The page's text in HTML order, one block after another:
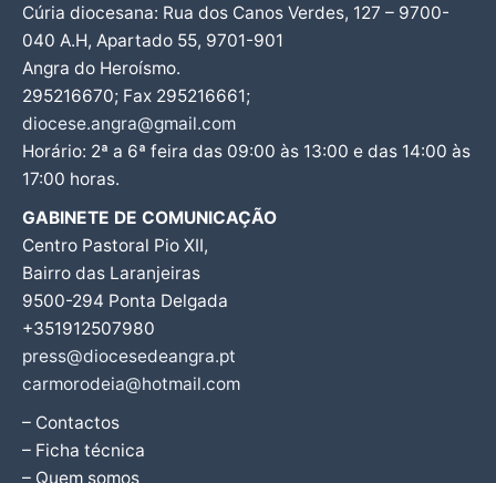
Cúria diocesana: Rua dos Canos Verdes, 127 – 9700-
040 A.H, Apartado 55, 9701-901
Angra do Heroísmo.
295216670; Fax 295216661;
diocese.angra@gmail.com
Horário: 2ª a 6ª feira das 09:00 às 13:00 e das 14:00 às
17:00 horas.
GABINETE DE COMUNICAÇÃO
Centro Pastoral Pio XII,
Bairro das Laranjeiras
9500-294 Ponta Delgada
+351912507980
press@diocesedeangra.pt
carmorodeia@hotmail.com
– Contactos
– Ficha técnica
– Quem somos